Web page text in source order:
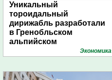
Уникальный
тороидальный
дирижабль разработали
в Гренобльском
альпийском
Экономика